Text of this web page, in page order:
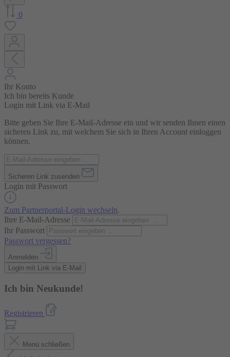
0
Ihr Konto
Ich bin bereits Kunde
Login mit Link via E-Mail
Bitte geben Sie Ihre E-Mail-Adresse ein und wir senden Ihnen einen
sicheren Link zu, mit welchem Sie sich in Ihren Account einloggen
können.
Sicheren Link zusenden
Login mit Passwort
Zum Partnerportal-Login wechseln.
Ihre E-Mail-Adresse
Ihr Passwort
Passwort vergessen?
Anmelden
Login mit Link via E-Mail
Ich bin Neukunde!
Registrieren
Menü schließen